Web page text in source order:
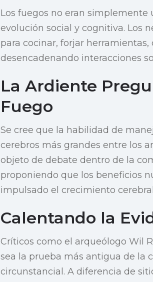
Los fuegos no eran simplemente
evolución social y cognitiva. Los
para cocinar, forjar
desencadenando interacciones
La Ardiente
Fuego
Se cree que la habilidad de
cerebros más grandes entre los
objeto de debate dentro de la
proponiendo que los beneficios
impulsado el crecimiento
Calentando la
Críticos como el arqueólogo Wil
sea la prueba más antigua de la
circunstancial. A diferencia de